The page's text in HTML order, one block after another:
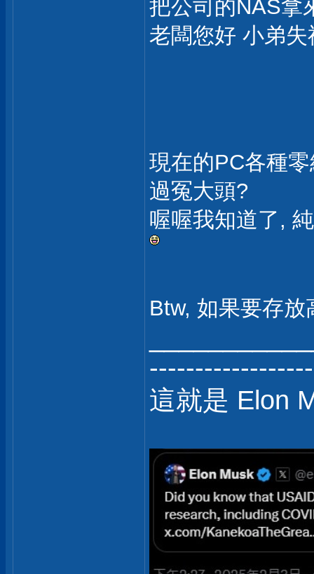
把公司的NAS拿
老闆您好 小弟
現在的PC各種
過冤大頭?
喔喔我知道了,
Btw, 如果要存
這就是 Elon